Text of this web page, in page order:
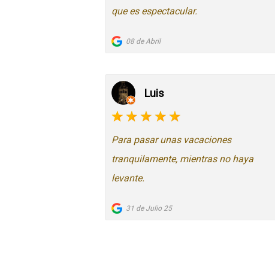
que es espectacular.
08 de Abril
Luis
Para pasar unas vacaciones
tranquilamente, mientras no haya
levante.
31 de Julio 25